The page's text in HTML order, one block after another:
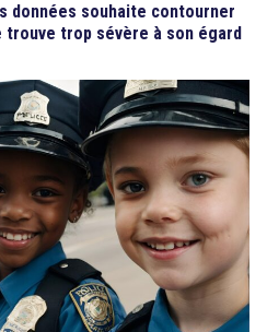
données souhaite contourner
trouve trop sévère à son égard